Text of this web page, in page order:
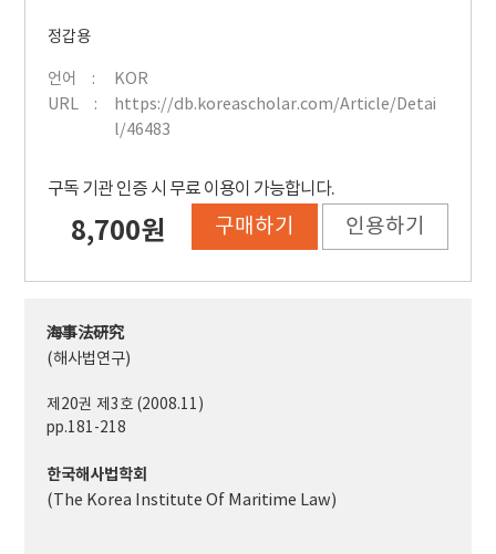
정갑용
언어
KOR
URL
https://db.koreascholar.com/Article/Detai
l/46483
구독 기관 인증 시 무료 이용이 가능합니다.
8,700원 구매하기 인용하기
海事法硏究
(해사법연구)
제20권 제3호 (2008.11)
pp.181-218
한국해사법학회
(The Korea Institute Of Maritime Law)